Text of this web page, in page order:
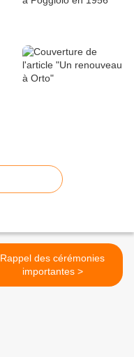
Rappel des cérémonies
importantes >